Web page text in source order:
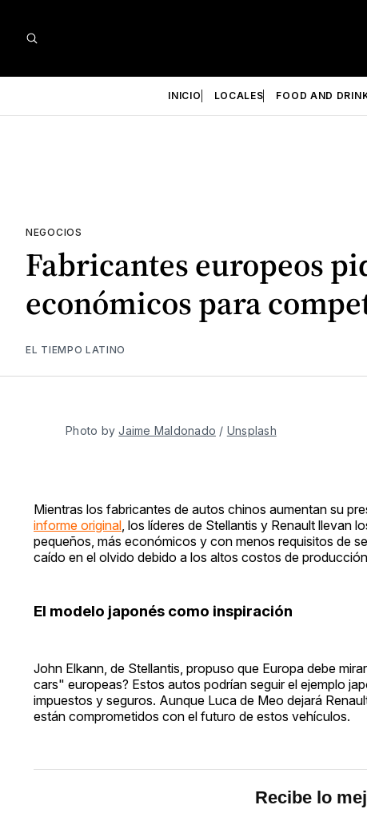
INICIO LOCALES FOOD AND
NEGOCIOS
Fabricantes europeos
económicos para
EL TIEMPO LATINO
Photo by Jaime Maldonado / Unsplash
Mientras los fabricantes de autos chinos aumentan su
informe original , los líderes de Stellantis y Renault llevan
pequeños, más económicos y con menos requisitos de
caído en el olvido debido a los altos costos de
El modelo japonés como inspiración
John Elkann, de Stellantis, propuso que Europa debe
cars" europeas? Estos autos podrían seguir el ejemplo
impuestos y seguros. Aunque Luca de Meo dejará
están comprometidos con el futuro de estos vehículos.
Recibe lo